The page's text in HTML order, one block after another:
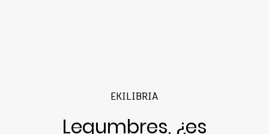
EKILIBRIA
Legumbres, ¿es